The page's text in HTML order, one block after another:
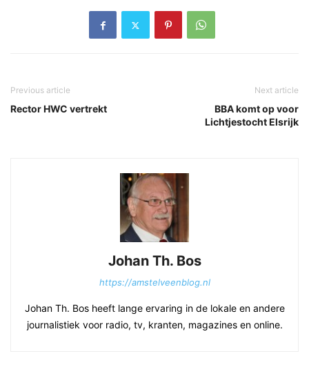
Previous article
Rector HWC vertrekt
Next article
BBA komt op voor
Lichtjestocht Elsrijk
Johan Th. Bos
https://amstelveenblog.nl
Johan Th. Bos heeft lange ervaring in de lokale en andere
journalistiek voor radio, tv, kranten, magazines en online.